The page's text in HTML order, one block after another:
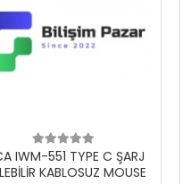
Sepete Ekle
IWM-551 TYPE C ŞARJ
KABLOSUZ MOUSE